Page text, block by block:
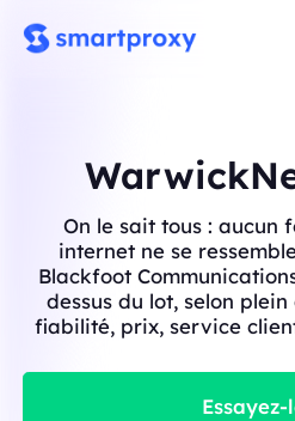
On le sait tous : aucun
internet ne se
Blackfoot
dessus du lot, selon
fiabilité, prix, service
Essayez-